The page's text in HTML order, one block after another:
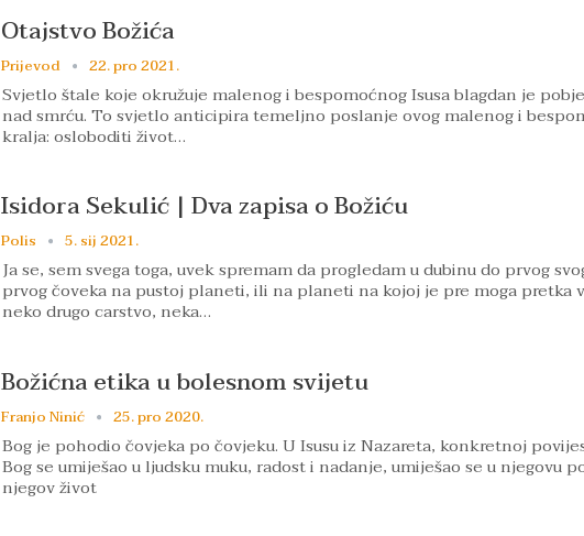
Otajstvo Božića
Prijevod 22. pro 2021.
Svjetlo štale koje okružuje malenog i bespomoćnog Isusa blagdan je
nad smrću. To svjetlo anticipira temeljno poslanje ovog malenog i
kralja: osloboditi život…
Isidora Sekulić | Dva zapisa o Božiću
Polis 5. sij 2021.
Ja se, sem svega toga, uvek spremam da progledam u dubinu do prvog
prvog čoveka na pustoj planeti, ili na planeti na kojoj je pre moga pretka
neko drugo carstvo, neka…
Božićna etika u bolesnom svijetu
Franjo Ninić 25. pro 2020.
Bog je pohodio čovjeka po čovjeku. U Isusu iz Nazareta, konkretnoj
Bog se umiješao u ljudsku muku, radost i nadanje, umiješao se u njegovu
njegov život